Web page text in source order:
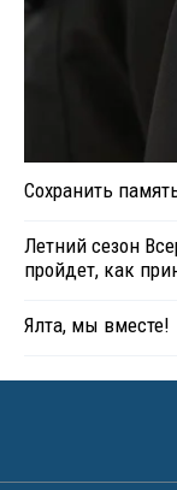
Сохранить
Летний сезон
пройдет, как
Ялта, мы вместе!